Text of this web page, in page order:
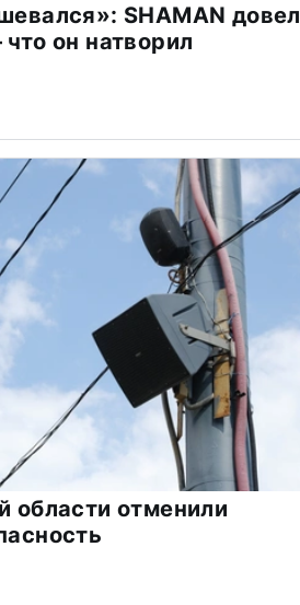
SHAMAN довел
он натворил
области отменили